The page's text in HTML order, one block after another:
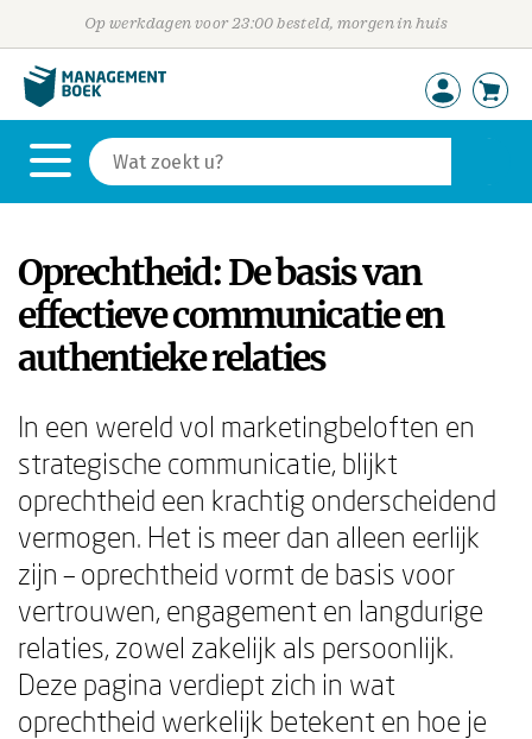
Op werkdagen voor 23:00 besteld, morgen in huis
Oprechtheid: De basis van
effectieve communicatie en
authentieke relaties
In een wereld vol marketingbeloften en
strategische communicatie, blijkt
oprechtheid een krachtig onderscheidend
vermogen. Het is meer dan alleen eerlijk
zijn – oprechtheid vormt de basis voor
vertrouwen, engagement en langdurige
relaties, zowel zakelijk als persoonlijk.
Deze pagina verdiept zich in wat
oprechtheid werkelijk betekent en hoe je